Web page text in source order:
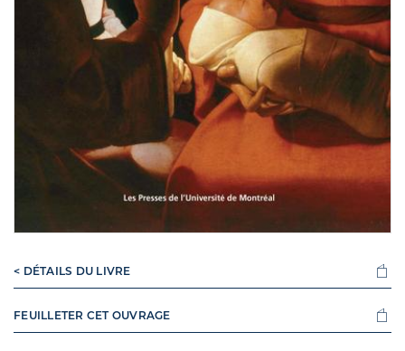
< DÉTAILS DU LIVRE
FEUILLETER CET OUVRAGE